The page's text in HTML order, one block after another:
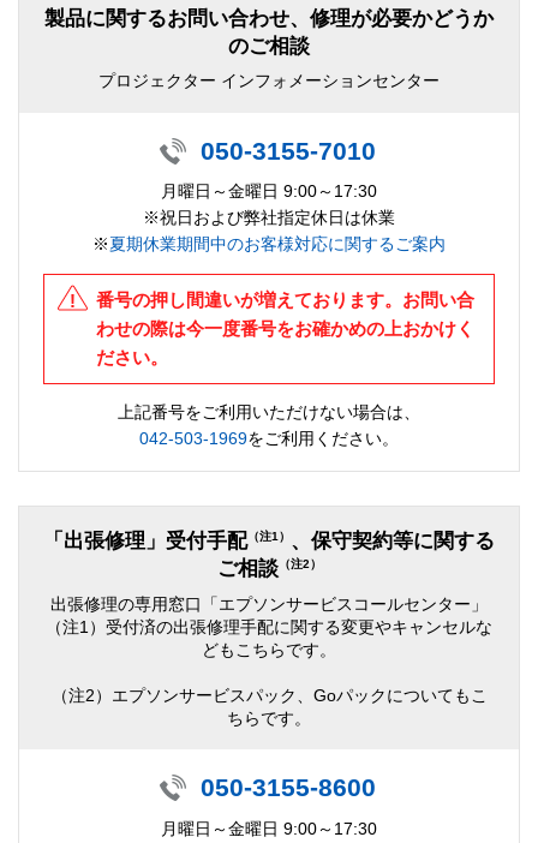
製品に関するお問い合わせ、修理が必要かどうか
のご相談
プロジェクター インフォメーションセンター
050-3155-7010
月曜日～金曜日 9:00～17:30
※祝日および弊社指定休日は休業
※夏期休業期間中のお客様対応に関するご案内
番号の押し間違いが増えております。お問い合
わせの際は今一度番号をお確かめの上おかけく
ださい。
上記番号をご利用いただけない場合は、
042-503-1969をご利用ください。
「出張修理」受付手配 （注1） 、保守契約等に関する
ご相談（注2）
出張修理の専用窓口「エプソンサービスコールセンター」
（注1）受付済の出張修理手配に関する変更やキャンセルな
どもこちらです。
（注2）エプソンサービスパック、Goパックについてもこ
ちらです。
050-3155-8600
月曜日～金曜日 9:00～17:30